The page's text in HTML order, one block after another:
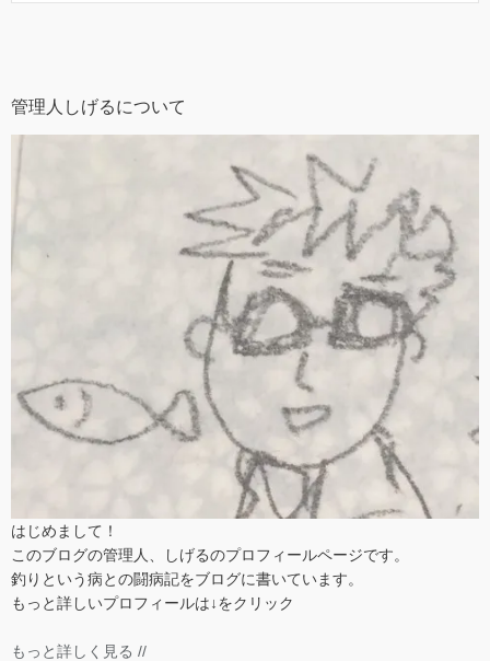
管理人しげるについて
はじめまして！
このブログの管理人、しげるのプロフィールページです。
釣りという病との闘病記をブログに書いています。
もっと詳しいプロフィールは↓をクリック
もっと詳しく見る //